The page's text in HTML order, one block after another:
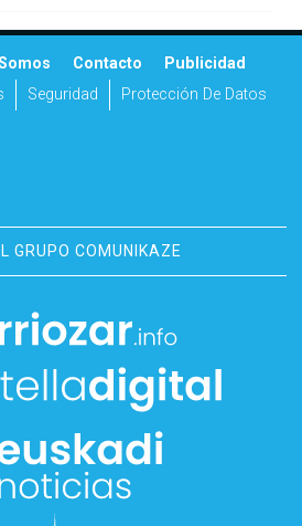
Contacto
Publicidad
Seguridad Protección De Datos
GRUPO COMUNIKAZE